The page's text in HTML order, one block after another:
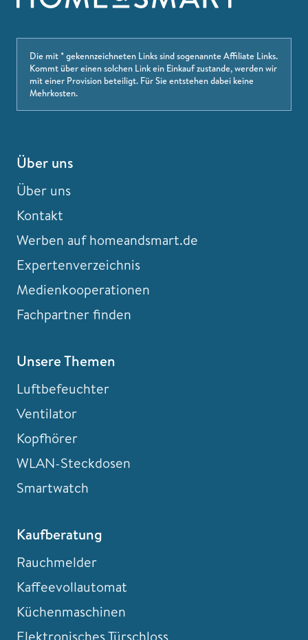
Die mit * gekennzeichneten Links sind sogenannte Affiliate Links.
Kommt über einen solchen Link ein Einkauf zustande, werden wir
mit einer Provision beteiligt. Für Sie entstehen dabei keine
Mehrkosten.
Über uns
Über uns
Kontakt
Werben auf homeandsmart.de
Expertenverzeichnis
Medienkooperationen
Fachpartner finden
Unsere Themen
Luftbefeuchter
Ventilator
Kopfhörer
WLAN-Steckdosen
Smartwatch
Kaufberatung
Rauchmelder
Kaffeevollautomat
Küchenmaschinen
Elektronisches Türschloss